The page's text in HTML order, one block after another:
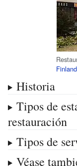
Historia
Tipos de
restauración
Tipos de
Véase